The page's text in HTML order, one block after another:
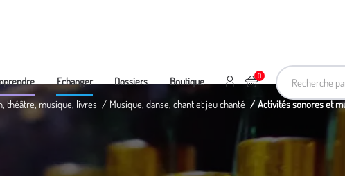
Recherche
Echanger Dossiers Boutique 0
Ajouter au panier
Mon compte
théâtre, musique, livres Musique, danse, chant et jeu chanté Activités sonores et